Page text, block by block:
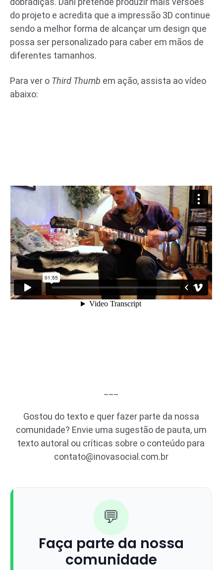
do projeto e acredita que a impressão 3D continue
sendo a melhor forma de alcançar um design que
possa ser personalizado para caber em mãos de
diferentes tamanhos.
Para ver o Third Thumb em ação, assista ao vídeo
abaixo:
Gostou do texto e quer fazer parte da nossa
comunidade? Envie uma sugestão de pauta, um
texto autoral ou críticas sobre o conteúdo para
contato@inovasocial.com.br
💬
Faça parte da nossa
comunidade